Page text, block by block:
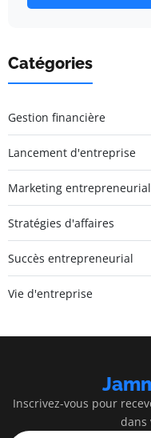
Catégories
Gestion financière
Lancement d'entreprise
Marketing entrepreneurial
Stratégies d'affaires
Succès entrepreneurial
Vie d'entreprise
Inscrivez-vous pour
dans